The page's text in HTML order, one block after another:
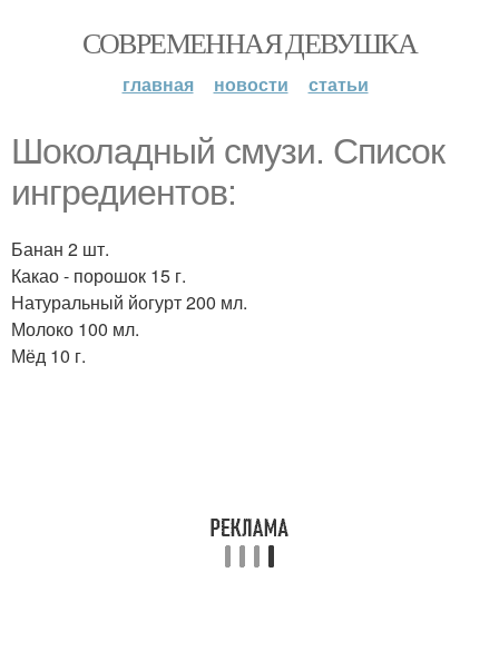
СОВРЕМЕННАЯ ДЕВУШКА
главная новости статьи
Шоколадный смузи. Список
ингредиентов:
Банан 2 шт.
Какао - порошок 15 г.
Натуральный йогурт 200 мл.
Молоко 100 мл.
Мёд 10 г.